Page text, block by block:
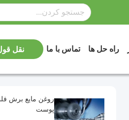
راه حل ها تماس با ما نقل
روغن مایع برش
پوست